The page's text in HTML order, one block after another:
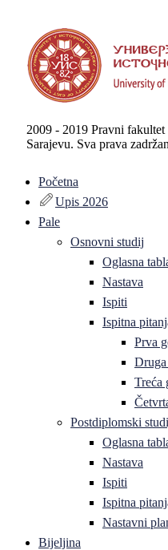
2009 - 2019 Pravni
Sarajevu. Sva prava
Početna
Upis 2026
Pale
Osnovni studij
Oglasna
Nastava
Ispiti
Ispitna
Prva
Treća
Postdiplomski
Oglasna
Nastava
Ispiti
Ispitna
Nastavni
Bijeljina